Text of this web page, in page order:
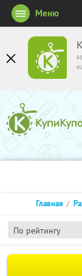
Меню
По рейтингу
Главная